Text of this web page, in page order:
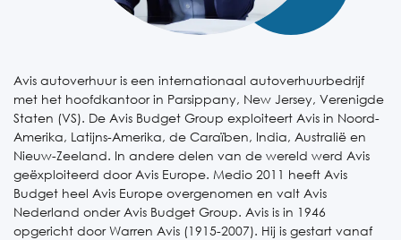
Avis autoverhuur is een internationaal autoverhuurbedrijf
met het hoofdkantoor in Parsippany, New Jersey, Verenigde
Staten (VS). De Avis Budget Group exploiteert Avis in Noord-
Amerika, Latijns-Amerika, de Caraïben, India, Australië en
Nieuw-Zeeland. In andere delen van de wereld werd Avis
geëxploiteerd door Avis Europe. Medio 2011 heeft Avis
Budget heel Avis Europe overgenomen en valt Avis
Nederland onder Avis Budget Group. Avis is in 1946
opgericht door Warren Avis (1915-2007). Hij is gestart vanaf